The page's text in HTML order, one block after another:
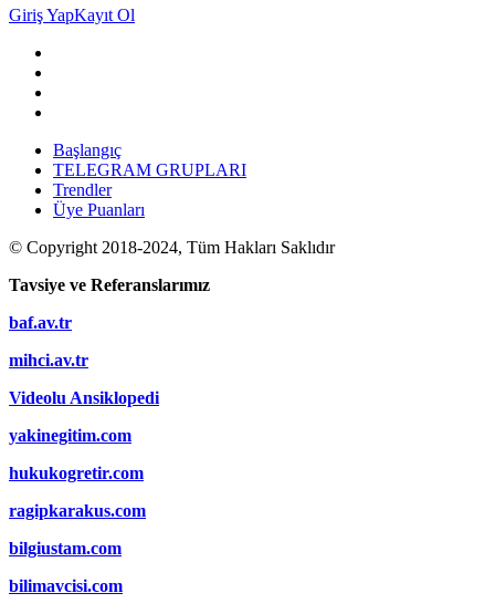
Giriş YapKayıt Ol
Başlangıç
TELEGRAM GRUPLARI
Trendler
Üye Puanları
© Copyright 2018-2024, Tüm Hakları Saklıdır
Tavsiye ve Referanslarımız
baf.av.tr
mihci.av.tr
Videolu Ansiklopedi
yakinegitim.com
hukukogretir.com
ragipkarakus.com
bilgiustam.com
bilimavcisi.com